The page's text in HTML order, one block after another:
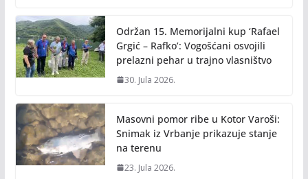
Održan 15. Memorijalni kup ‘Rafael
Grgić – Rafko’: Vogošćani osvojili
prelazni pehar u trajno vlasništvo
30. Jula 2026.
Masovni pomor ribe u Kotor Varoši:
Snimak iz Vrbanje prikazuje stanje
na terenu
23. Jula 2026.